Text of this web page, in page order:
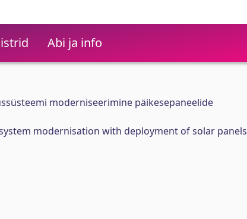
Abi ja info
moderniseerimine päikesepaneelide
modernisation with deployment of solar panels